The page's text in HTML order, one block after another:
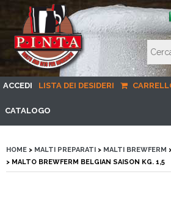
ACCEDI LISTA DEI DESIDERI
CATALOGO
HOME > MALTI PREPARATI > MALTI BREWFERM
> MALTO BREWFERM BELGIAN SAISON KG. 1,5